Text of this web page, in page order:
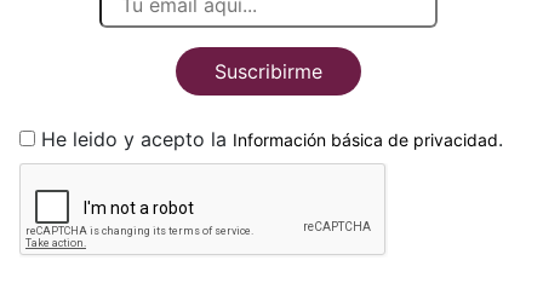
Suscribirme
He leido y acepto la Información básica de privacidad.